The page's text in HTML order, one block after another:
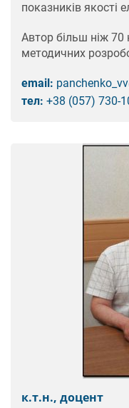
показників якості
Автор більш ніж 70
методичних
email:
тел: +38 (057) 730-
к.т.н., доцент